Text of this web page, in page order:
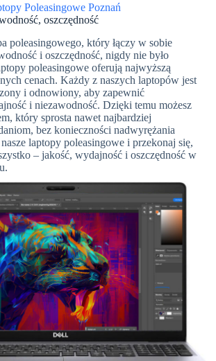
Poleasingowe Poznań
oszczędność
poleasingowego, który łączy w sobie
i oszczędność, nigdy nie było
poleasingowe oferują najwyższą
cenach. Każdy z naszych laptopów jest
i odnowiony, aby zapewnić
i niezawodność. Dzięki temu możesz
który sprosta nawet najbardziej
bez konieczności nadwyrężania
laptopy poleasingowe i przekonaj się,
– jakość, wydajność i oszczędność w